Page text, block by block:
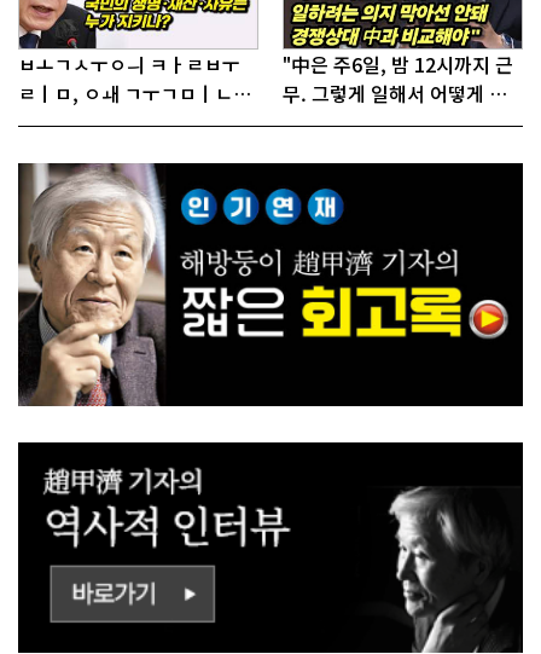
ㅂㅗㄱㅅㅜㅇㅢ ㅋㅏㄹㅂㅜ
ㄹㅣㅁ, ㅇㅙ ㄱㅜㄱㅁㅣㄴㄷ
ㅡㄹㅇㅣ ㄷㅏㅇㅎㅐㅇㅑ ㅎ
"中은 주6일, 밤 12시까지 근
무. 그렇게 일해서 어떻게 경
쟁하냐 반문하더라"